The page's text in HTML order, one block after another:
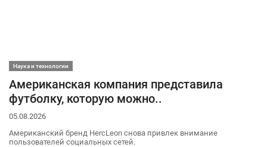
Наука и технологии
Американская компания представила
футболку, которую можно..
05.08.2026
Американский бренд HercLeon снова привлек внимание
пользователей социальных сетей.